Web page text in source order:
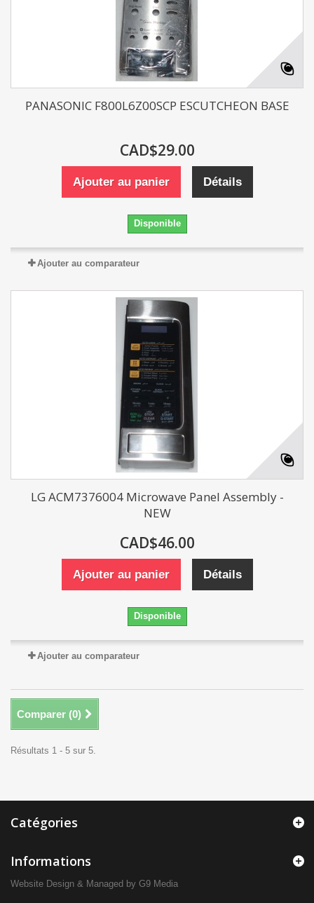
PANASONIC F800L6Z00SCP ESCUTCHEON BASE
CAD$29.00
Ajouter au panier Détails
Disponible
Ajouter au comparateur
LG ACM7376004 Microwave Panel Assembly -
NEW
CAD$46.00
Ajouter au panier Détails
Disponible
Ajouter au comparateur
Comparer (0)
Résultats 1 - 5 sur 5.
Catégories
Informations
Website Design & Managed by G9 Media